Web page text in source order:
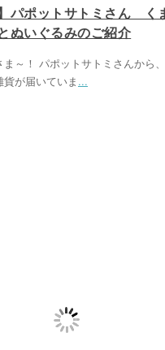
】パポットサトミさん く
ぬいぐるみのご紹介
ま～！ パポットサトミさんから
が届いていま ...